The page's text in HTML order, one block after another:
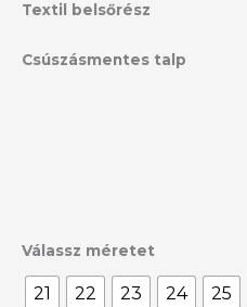
Textil belsőrész
Csúszásmentes talp
Válassz méretet
21 22 23 24 25